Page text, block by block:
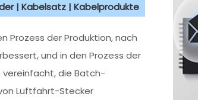
| Kabelsatz | Kabelprodukte
Prozess der Produktion, nach
und in den Prozess der
vereinfacht, die Batch-
Luftfahrt-Stecker